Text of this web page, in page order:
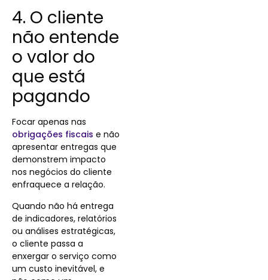
4. O cliente
não entende
o valor do
que está
pagando
Focar apenas nas
obrigações fiscais e não
apresentar entregas que
demonstrem impacto
nos negócios do cliente
enfraquece a relação.
Quando não há entrega
de indicadores, relatórios
ou análises estratégicas,
o cliente passa a
enxergar o serviço como
um custo inevitável, e